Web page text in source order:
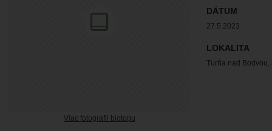
Viac fotografii biotopu
DÁTUM
27.5.2023
LOKALITA
Turňa nad